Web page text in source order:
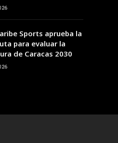
Sports aprueba la
para evaluar la
de Caracas 2030